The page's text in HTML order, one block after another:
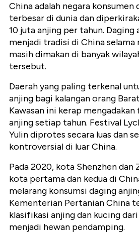
China adalah negara konsumen
terbesar di dunia dan
10 juta anjing per tahun. Daging
menjadi tradisi di China selama
masih dimakan di banyak
tersebut.
Daerah yang paling terkenal
anjing bagi kalangan orang
Kawasan ini kerap
anjing setiap tahun. Festival
Yulin diprotes secara luas dan
kontroversial di luar China.
Pada 2020, kota Shenzhen dan
kota pertama dan kedua di
melarang konsumsi daging
Kementerian Pertanian China
klasifikasi anjing dan kucing
menjadi hewan pendamping.